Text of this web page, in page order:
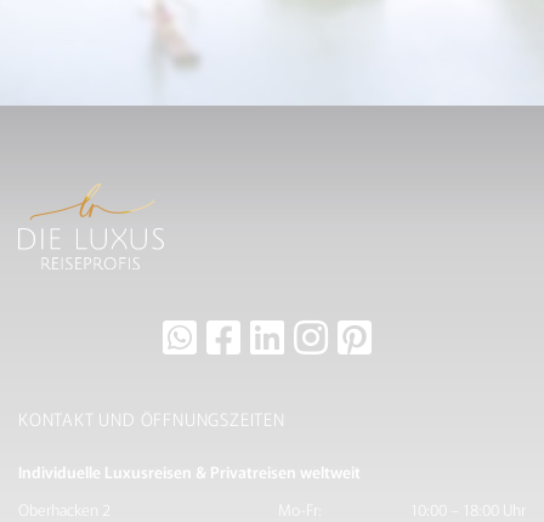
KONTAKT UND ÖFFNUNGSZEITEN
Individuelle Luxusreisen & Privatreisen weltweit
Oberhacken 2
Mo-Fr:
10:00 – 18:00 Uhr